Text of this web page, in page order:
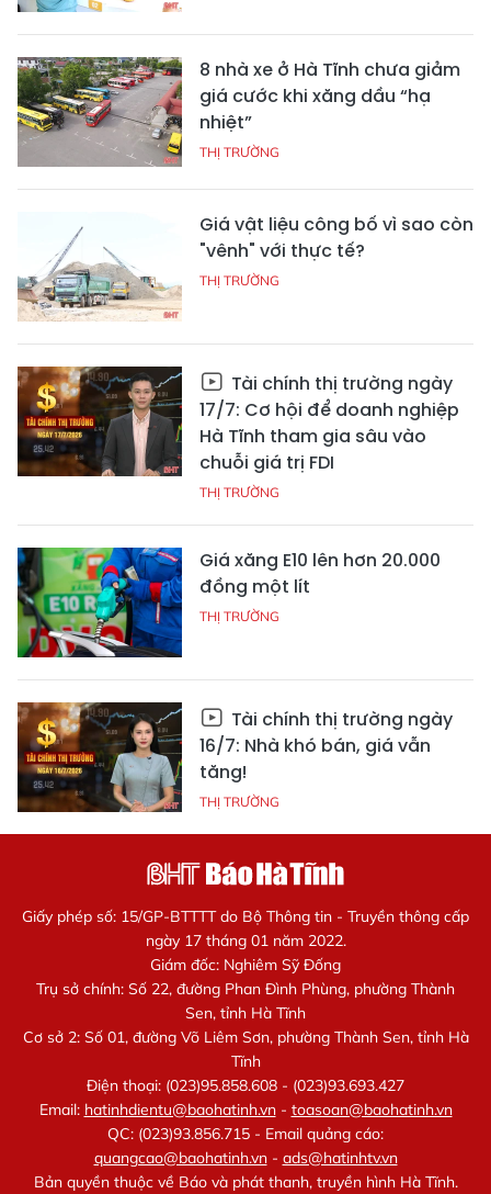
8 nhà xe ở Hà Tĩnh chưa giảm
giá cước khi xăng dầu “hạ
nhiệt”
THỊ TRƯỜNG
Giá vật liệu công bố vì sao còn
"vênh" với thực tế?
THỊ TRƯỜNG
Tài chính thị trường ngày
17/7: Cơ hội để doanh nghiệp
Hà Tĩnh tham gia sâu vào
chuỗi giá trị FDI
THỊ TRƯỜNG
Giá xăng E10 lên hơn 20.000
đồng một lít
THỊ TRƯỜNG
Tài chính thị trường ngày
16/7: Nhà khó bán, giá vẫn
tăng!
THỊ TRƯỜNG
Giấy phép số: 15/GP-BTTTT do Bộ Thông tin - Truyền thông cấp
ngày 17 tháng 01 năm 2022.
Giám đốc: Nghiêm Sỹ Đống
Trụ sở chính: Số 22, đường Phan Đình Phùng, phường Thành
Sen, tỉnh Hà Tĩnh
Cơ sở 2: Số 01, đường Võ Liêm Sơn, phường Thành Sen, tỉnh Hà
Tĩnh
Điện thoại: (023)95.858.608 - (023)93.693.427
Email: hatinhdientu@baohatinh.vn- toasoan@baohatinh.vn
QC: (023)93.856.715 - Email quảng cáo:
quangcao@baohatinh.vn- ads@hatinhtv.vn
Bản quyền thuộc về Báo và phát thanh, truyền hình Hà Tĩnh.